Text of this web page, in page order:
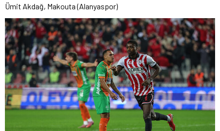
Ümit Akdağ, Makouta (Alanyaspor)